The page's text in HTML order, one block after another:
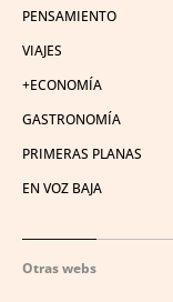
PENSAMIENTO
VIAJES
+ECONOMÍA
GASTRONOMÍA
PRIMERAS PLANAS
EN VOZ BAJA
Otras webs